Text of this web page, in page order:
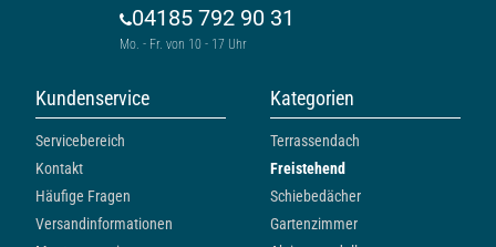
04185 792 90 31
Mo. - Fr. von 10 - 17 Uhr
Kundenservice
Servicebereich
Kontakt
Häufige Fragen
Versandinformationen
Kategorien
Terrassendach
Freistehend
Schiebedächer
Gartenzimmer